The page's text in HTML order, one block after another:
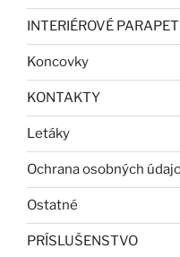
INTERIÉROVÉ
Koncovky
KONTAKTY
Letáky
Ochrana osobných
Ostatné
PRÍSLUŠENSTVO